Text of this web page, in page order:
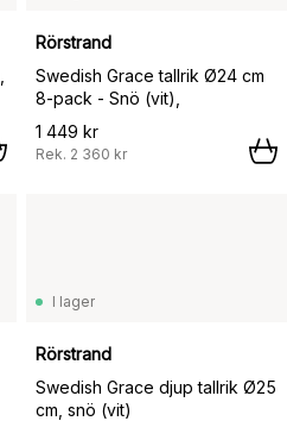
Rörstrand
Swedish Grace tallrik Ø24 cm
8-pack - Snö (vit),
1 449 kr
Rek. 2 360 kr
I lager
Rörstrand
Swedish Grace djup tallrik Ø25
cm, snö (vit)